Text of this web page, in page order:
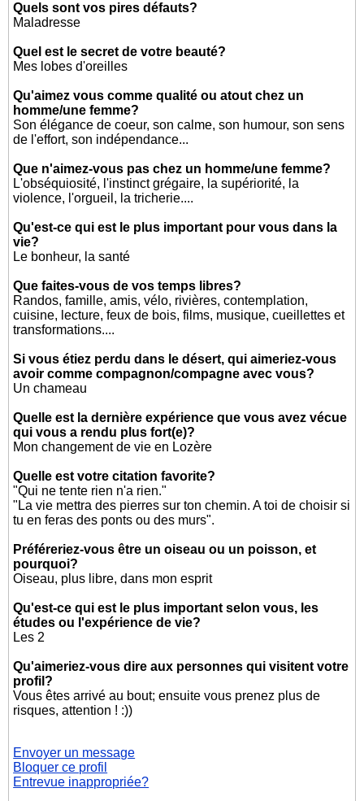
Quels sont vos pires défauts?
Maladresse
Quel est le secret de votre beauté?
Mes lobes d'oreilles
Qu'aimez vous comme qualité ou atout chez un
homme/une femme?
Son élégance de coeur, son calme, son humour, son sens
de l'effort, son indépendance...
Que n'aimez-vous pas chez un homme/une femme?
L'obséquiosité, l'instinct grégaire, la supériorité, la
violence, l'orgueil, la tricherie....
Qu'est-ce qui est le plus important pour vous dans la
vie?
Le bonheur, la santé
Que faites-vous de vos temps libres?
Randos, famille, amis, vélo, rivières, contemplation,
cuisine, lecture, feux de bois, films, musique, cueillettes et
transformations....
Si vous étiez perdu dans le désert, qui aimeriez-vous
avoir comme compagnon/compagne avec vous?
Un chameau
Quelle est la dernière expérience que vous avez vécue
qui vous a rendu plus fort(e)?
Mon changement de vie en Lozère
Quelle est votre citation favorite?
"Qui ne tente rien n'a rien."
"La vie mettra des pierres sur ton chemin. A toi de choisir si
tu en feras des ponts ou des murs".
Préféreriez-vous être un oiseau ou un poisson, et
pourquoi?
Oiseau, plus libre, dans mon esprit
Qu'est-ce qui est le plus important selon vous, les
études ou l'expérience de vie?
Les 2
Qu'aimeriez-vous dire aux personnes qui visitent votre
profil?
Vous êtes arrivé au bout; ensuite vous prenez plus de
risques, attention ! :))
Envoyer un message
Bloquer ce profil
Entrevue inappropriée?